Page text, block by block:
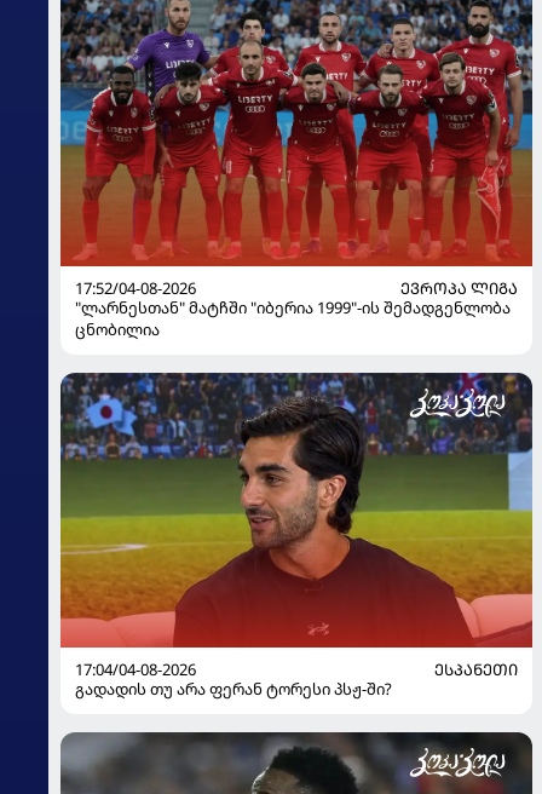
17:52/04-08-2026
ᲔᲕᲠᲝᲞᲐ ᲚᲘᲒᲐ
"ლარნესთან" მატჩში "იბერია 1999"-ის შემადგენლობა
ცნობილია
17:04/04-08-2026
ᲔᲡᲞᲐᲜᲔᲗᲘ
გადადის თუ არა ფერან ტორესი პსჟ-ში?